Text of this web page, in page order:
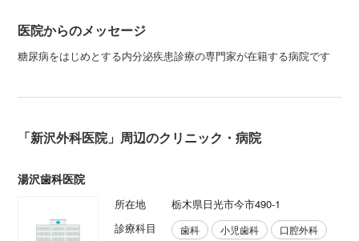
医院からのメッセージ
糖尿病をはじめとする内分泌疾患診療の専門家が在籍する病院です
「新沢外科医院」周辺のクリニック・病院
湯沢歯科医院
所在地
栃木県日光市今市490-1
診療科目
歯科 小児歯科 口腔外科